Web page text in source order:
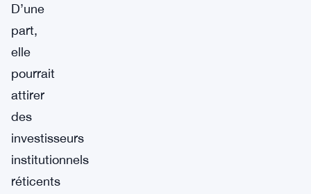
D’une
part,
elle
pourrait
attirer
des
investisseurs
institutionnels
réticents